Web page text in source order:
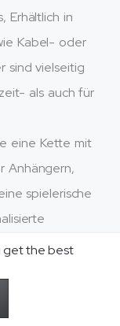
Erhältlich in
Kabel- oder
sind vielseitig
als auch für
eine Kette mit
Anhängern,
spielerische
über eine
get the best